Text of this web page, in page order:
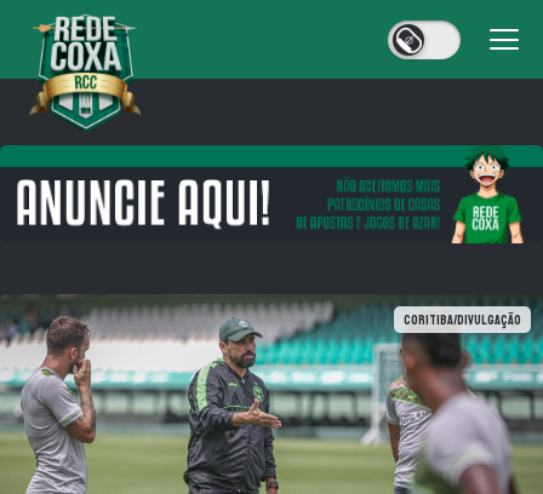
Coritiba/Divulgação